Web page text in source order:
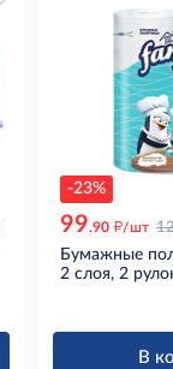
-23%
99.90 д/шт
Бумажные
2 слоя, 2
В